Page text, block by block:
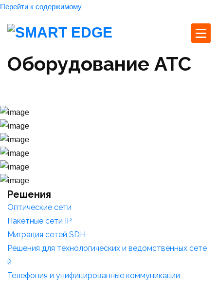
Перейти к содержимому
Оборудование АТС
Решения
Оптические сети
Пакетные сети IP
Миграция сетей SDH
Решения для технологических и ведомственных сете
й
Телефония и унифицированные коммуникации